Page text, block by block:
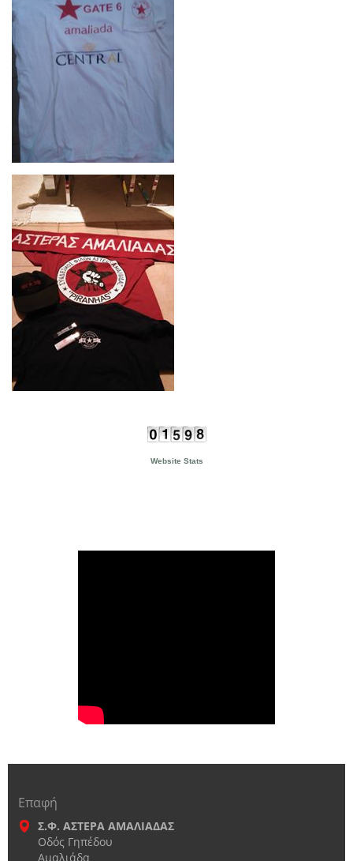
Website Stats
Επαφή
Σ.Φ. ΑΣΤΕΡΑ ΑΜΑΛΙΑΔΑΣ
Οδός Γηπέδου
Αμαλιάδα